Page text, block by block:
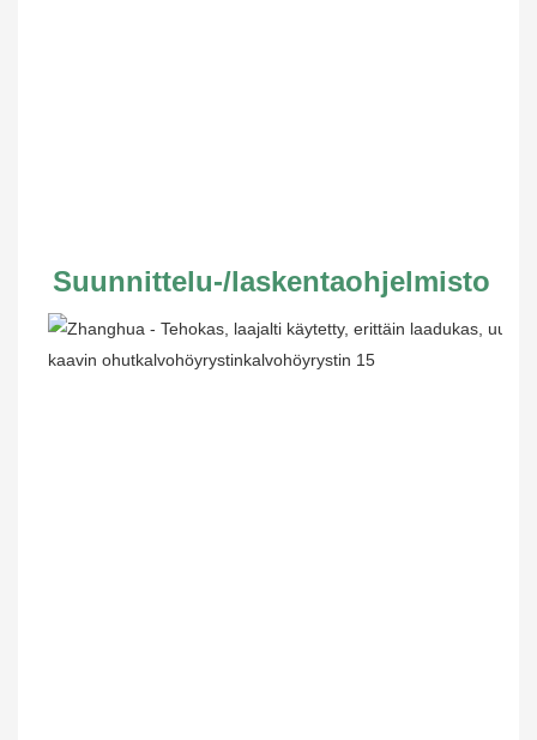
Suunnittelu-/laskentaohjelmisto